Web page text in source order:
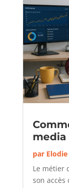
media
par Elodie
Le métier
son accès